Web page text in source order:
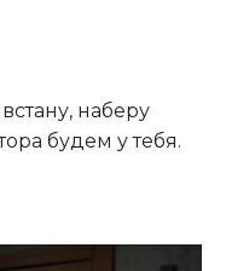
наберу
будем у тебя.